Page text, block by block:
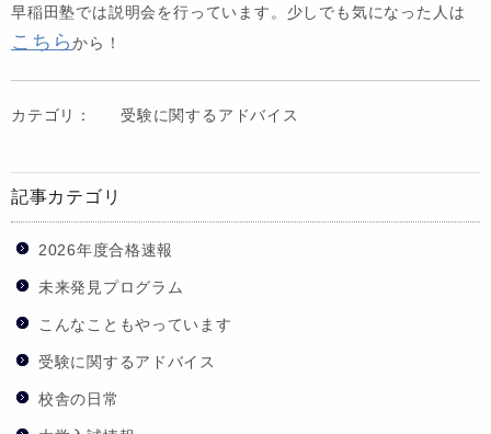
早稲田塾では説明会を行っています。少しでも気になった人は
こちらから！
カテゴリ： 受験に関するアドバイス
記事カテゴリ
2026年度合格速報
未来発見プログラム
こんなこともやっています
受験に関するアドバイス
校舎の日常